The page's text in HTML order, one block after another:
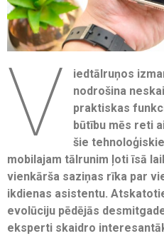
V
iedtālruņos
nodrošina
praktiskas
būtību mēs reti
šie
mobilajam tālrunim ļoti īsā
vienkārša saziņas rīka par
ikdienas asistentu.
evolūciju pēdējās
eksperti skaidro